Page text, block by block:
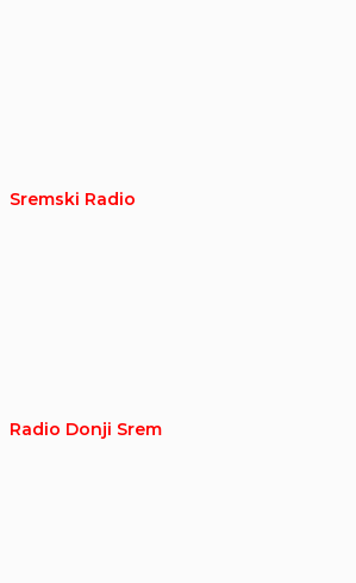
Sremski Radio
Radio Donji Srem